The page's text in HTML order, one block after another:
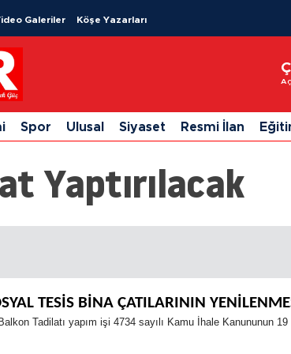
Galeriler Köşe Yazarları
Spor Ulusal Siyaset Resmi İlan
Yaptırılacak
TESİS BİNA ÇATILARININ
Tadilatı yapım işi 4734 sayılı Kamu İhale